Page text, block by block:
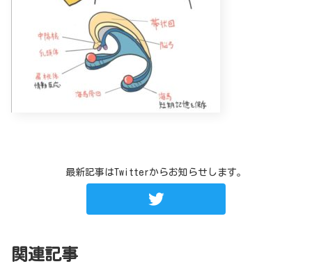
最新記事はTwitterからお知らせします。
関連記事